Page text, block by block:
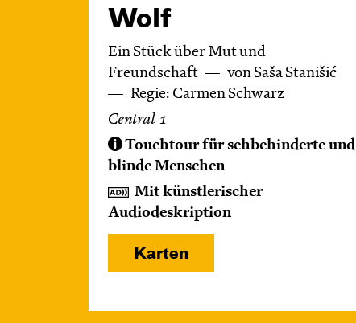
Wolf
Ein Stück über Mut und
Freundschaft
von Saša Stanišić
Regie: Carmen Schwarz
Central 1
Touchtour für sehbehinderte und
blinde Menschen
Mit künstlerischer
Audiodeskription
Karten